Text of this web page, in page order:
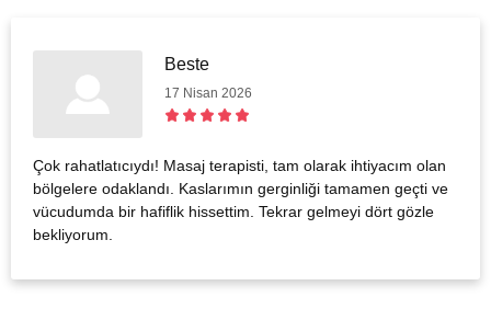
Beste
17 Nisan 2026
Çok rahatlatıcıydı! Masaj terapisti, tam olarak ihtiyacım olan
bölgelere odaklandı. Kaslarımın gerginliği tamamen geçti ve
vücudumda bir hafiflik hissettim. Tekrar gelmeyi dört gözle
bekliyorum.